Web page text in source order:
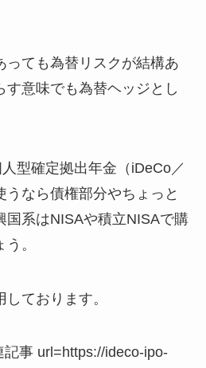
っても為替リスクが結構あ
す意味でも為替ヘッジとし
型確定拠出年金（iDeCo／
うなら債権部分やちょっと
国系はNISAや積立NISAで購
。
ております。
事 url=https://ideco-ipo-